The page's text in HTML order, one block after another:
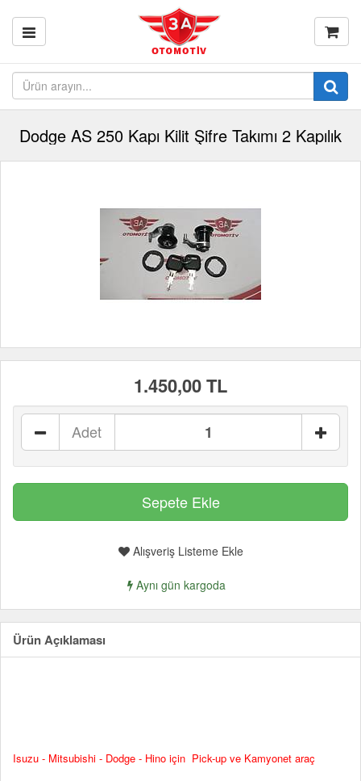
Dodge AS 250 Kapı Kilit Şifre Takımı 2 Kapılık
1.450,00 TL
Adet
Alışveriş Listeme Ekle
Aynı gün kargoda
Ürün Açıklaması
Isuzu - Mitsubishi - Dodge - Hino için Pick-up ve Kamyonet araç